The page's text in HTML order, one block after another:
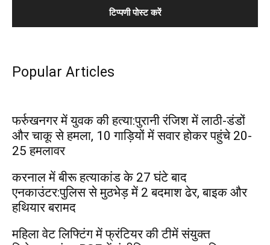
Popular Articles
फर्रुखनगर में युवक की हत्या:पुरानी रंजिश में लाठी-डंडों
और चाकू से हमला, 10 गाड़ियों में सवार होकर पहुंचे 20-
25 हमलावर
करनाल में बीरू हत्याकांड के 27 घंटे बाद
एनकाउंटर:पुलिस से मुठभेड़ में 2 बदमाश ढेर, बाइक और
हथियार बरामद
महिला वेट लिफ्टिंग में फ्रंटियर की टीमें संयुक्त